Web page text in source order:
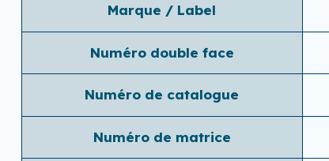
Marque / Label
Numéro double face
Numéro de catalogue
Numéro de matrice